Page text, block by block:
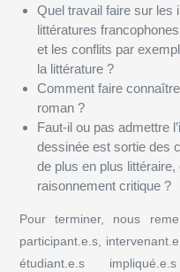
Quel travail faire sur les
littératures
et les conflits par
la littérature ?
Comment faire
roman ?
Faut-il ou pas admettre
dessinée est sortie des
de plus en plus
raisonnement critique ?
Pour terminer, nous
participant.e.s,
étudiant.e.s